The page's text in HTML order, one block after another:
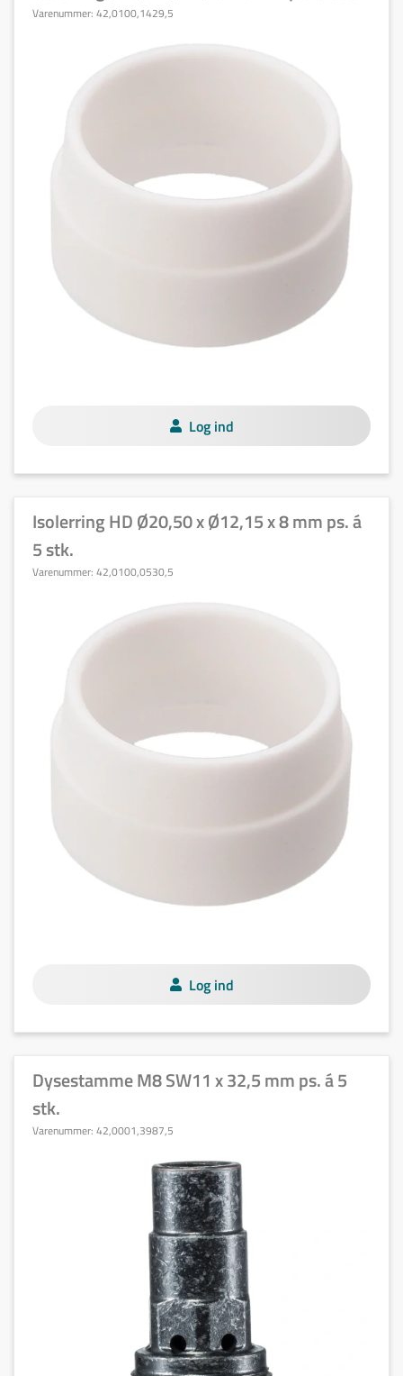
Varenummer: 42,0100,1429,5
Log ind
Isolerring HD Ø20,50 x Ø12,15 x 8 mm ps. á
5 stk.
Varenummer: 42,0100,0530,5
Log ind
Dysestamme M8 SW11 x 32,5 mm ps. á 5
stk.
Varenummer: 42,0001,3987,5